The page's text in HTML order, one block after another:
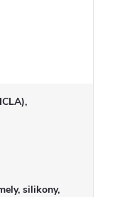
silikony,